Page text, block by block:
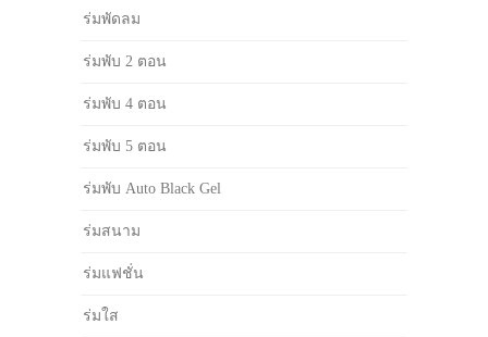
ร่มพัดลม
ร่มพับ 2 ตอน
ร่มพับ 4 ตอน
ร่มพับ 5 ตอน
ร่มพับ Auto Black Gel
ร่มสนาม
ร่มแฟชั่น
ร่มใส